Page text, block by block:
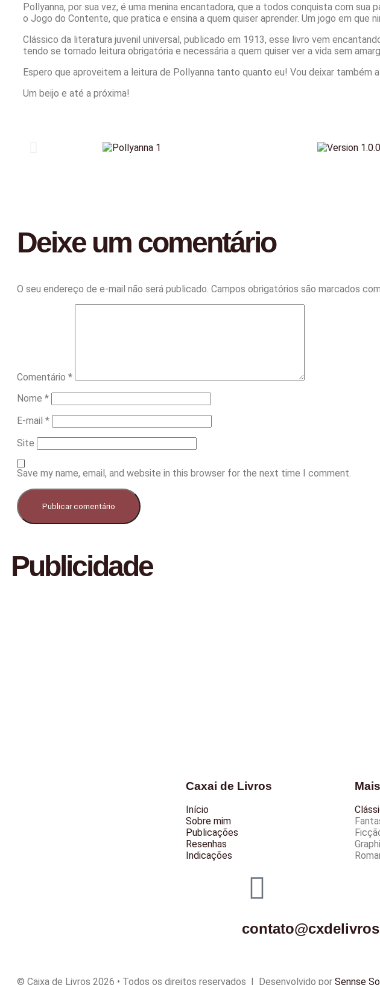
Pollyanna, por sua vez, é uma menina encantadora, que a todos conquista com sua
o Jogo do Contente, que pratica e ensina a quem quiser aprender. Um jogo em que
Clássico da literatura juvenil universal, publicado em 1913, esse livro vem
tendo se tornado leitura obrigatória e necessária a quem quiser ver a vida sem
Espero que aproveitem a leitura de Pollyanna tanto quanto eu! Vou deixar também
Um beijo e até a próxima!
Deixe um comentário
O seu endereço de e-mail não será publicado. Campos obrigatórios são marcados com
Comentário *
Nome *
E-mail *
Site
Save my name, email, and website in this browser for the next time I comment.
Publicidade
Caxai de Livros
Início
Sobre mim
Publicações
Resenhas
Indicações
© Caixa de Livros 2026 • Todos os direitos reservados | Desenvolvido por Sennse